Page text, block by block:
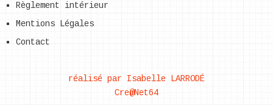
Règlement intérieur
Mentions Légales
Contact
réalisé par Isabelle LARRODÉ
Cre@Net64